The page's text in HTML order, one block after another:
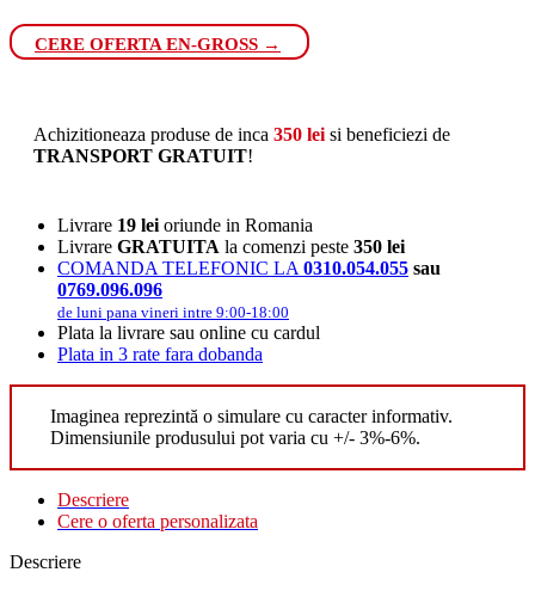
CERE OFERTA EN-GROSS →
Achizitioneaza produse de inca 350 lei si beneficiezi de
TRANSPORT GRATUIT!
Livrare 19 lei oriunde in Romania
Livrare GRATUITA la comenzi peste 350 lei
COMANDA TELEFONIC LA 0310.054.055 sau
0769.096.096
de luni pana vineri intre 9:00-18:00
Plata la livrare sau online cu cardul
Plata in 3 rate fara dobanda
Imaginea reprezintă o simulare cu caracter informativ.
Dimensiunile produsului pot varia cu +/- 3%-6%.
Descriere
Cere o oferta personalizata
Descriere